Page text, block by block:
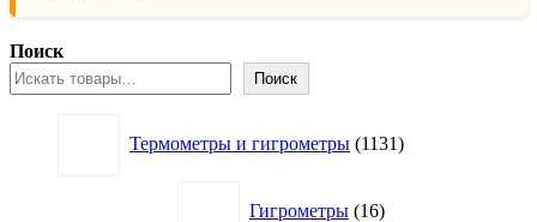
Поиск
Поиск
Термометры и гигрометры 1131товар
Гигрометры 16товаров